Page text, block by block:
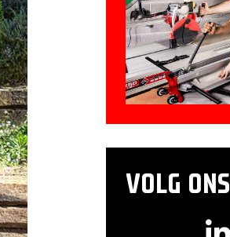
VOLG ONS